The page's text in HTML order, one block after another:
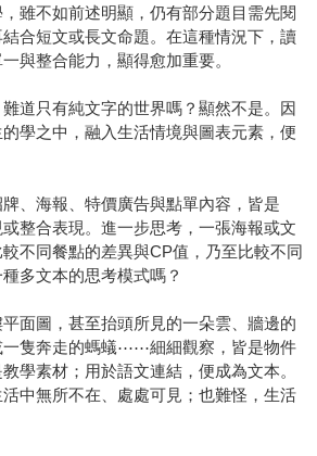
雖不如前述明顯，仍有部分題目需先閱
合短文或長文命題。在這種情況下，讀
與整合能力，顯得愈加重要。
道只有純文字的世界嗎？顯然不是。因
學之中，融入生活情境與圖表元素，便
、海報、特價廣告與點單內容，皆是
整合表現。進一步思考，一張海報或文
不同餐點的差異與CP值，乃至比較不同
多文本的思考模式嗎？
面圖，甚至抬頭所見的一朵雲、牆邊的
一隻奔走的螞蟻⋯⋯細細觀察，皆是物件
學素材；用於語文連結，便成為文本。
中無所不在、處處可見；也難怪，生活